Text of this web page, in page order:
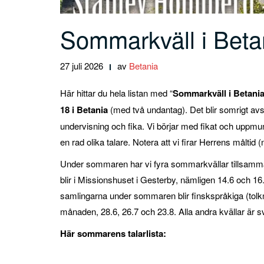
Sommarkväll i
27 juli 2026 av Betania
Här hittar du hela listan med “Sommarkväll i Betania
18 i Betania (med två undantag). Det blir somrigt
undervisning och fika. Vi börjar med fikat och
en rad olika talare. Notera att vi firar Herrens måltid
Under sommaren har vi fyra sommarkvällar
blir i Missionshuset i Gesterby, nämligen 14.6 och
samlingarna under sommaren blir finskspråkiga
månaden, 28.6, 26.7 och 23.8. Alla andra kvällar är
Här sommarens talarlista: